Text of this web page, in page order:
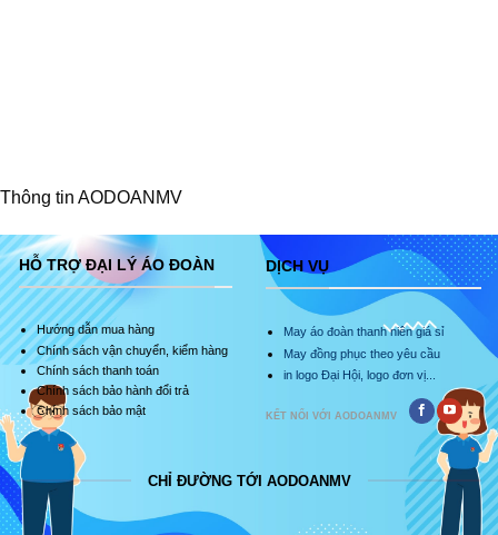
Thông tin AODOANMV
HỖ TRỢ ĐẠI LÝ ÁO ĐOÀN
Hướng dẫn mua hàng
Chính sách vận chuyển, kiểm hàng
Chính sách thanh toán
Chính sách bảo hành đổi trả
Chính sách bảo mật
DỊCH VỤ
May áo đoàn thanh niên giá sỉ
May đồng phục theo yêu cầu
in logo Đại Hội, logo đơn vị...
KẾT NỐI VỚI AODOANMV
CHỈ ĐƯỜNG TỚI AODOANMV